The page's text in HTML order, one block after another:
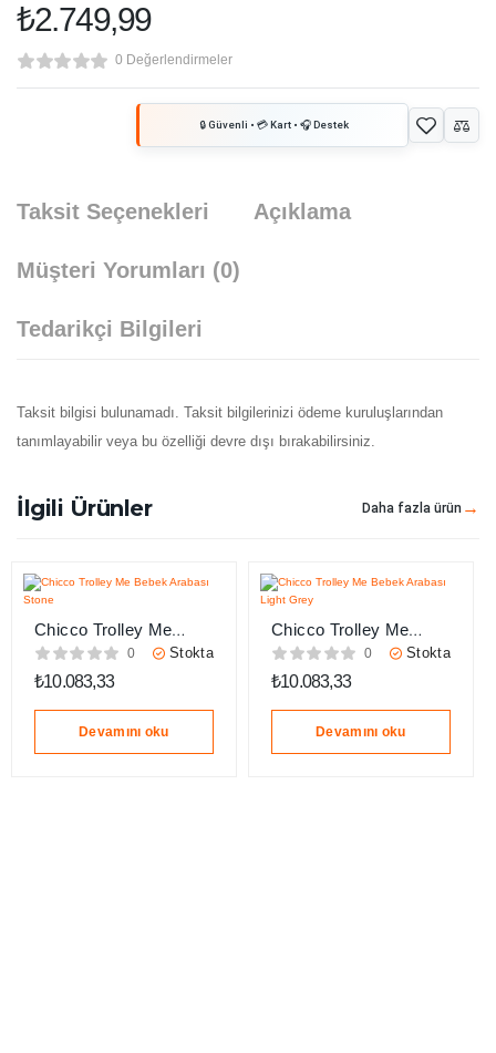
₺2.749,99
0 Değerlendirmeler
Taksit Seçenekleri Açıklama
Müşteri Yorumları (0)
Tedarikçi Bilgileri
Taksit bilgisi bulunamadı. Taksit bilgilerinizi ödeme kuruluşlarından
tanımlayabilir veya bu özelliği devre dışı bırakabilirsiniz.
İlgili Ürünler Daha fazla ürün
Chicco Trolley Me
Bebek Arabası Stone
0 Stokta
₺10.083,33
Devamını oku
Chicco Trolley Me
Bebek Arabası Light
0 Stokta
₺10.083,33
Devamını oku